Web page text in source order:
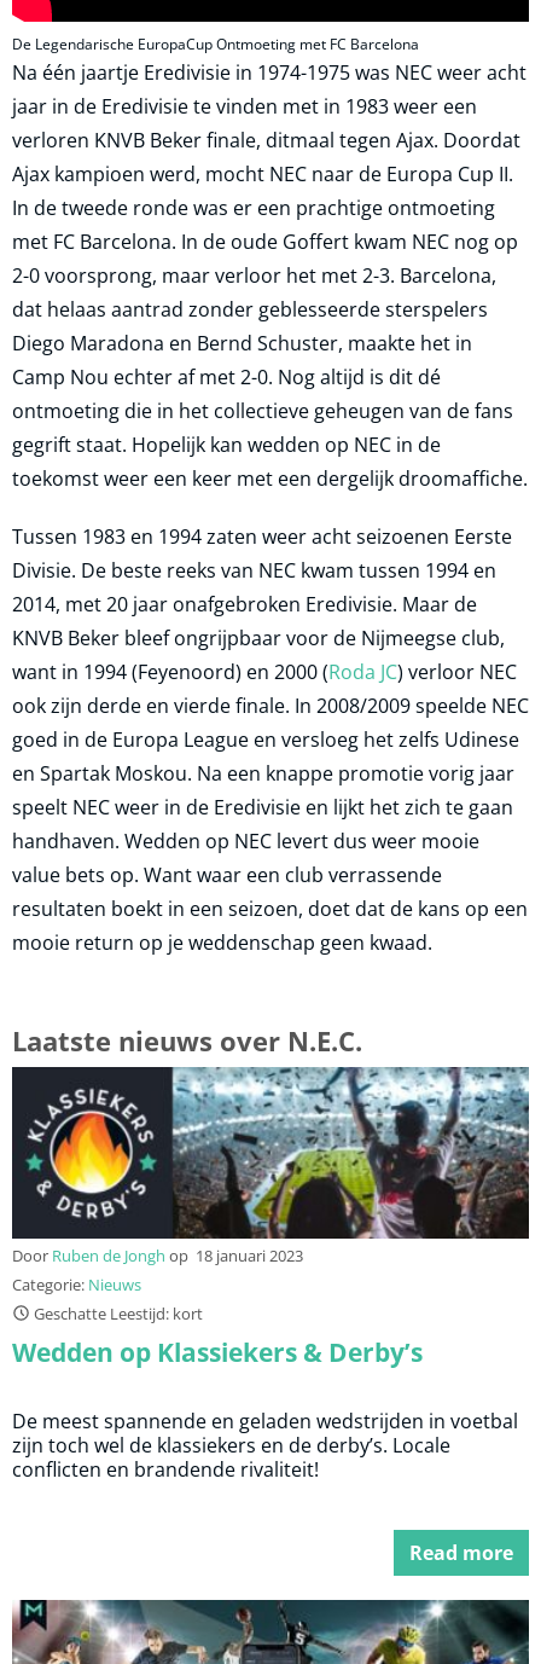
De Legendarische EuropaCup Ontmoeting met FC Barcelona
Na één jaartje Eredivisie in 1974-1975 was NEC weer acht
jaar in de Eredivisie te vinden met in 1983 weer een
verloren KNVB Beker finale, ditmaal tegen Ajax. Doordat
Ajax kampioen werd, mocht NEC naar de Europa Cup II.
In de tweede ronde was er een prachtige ontmoeting
met FC Barcelona. In de oude Goffert kwam NEC nog op
2-0 voorsprong, maar verloor het met 2-3. Barcelona,
dat helaas aantrad zonder geblesseerde sterspelers
Diego Maradona en Bernd Schuster, maakte het in
Camp Nou echter af met 2-0. Nog altijd is dit dé
ontmoeting die in het collectieve geheugen van de fans
gegrift staat. Hopelijk kan wedden op NEC in de
toekomst weer een keer met een dergelijk droomaffiche.
Tussen 1983 en 1994 zaten weer acht seizoenen Eerste
Divisie. De beste reeks van NEC kwam tussen 1994 en
2014, met 20 jaar onafgebroken Eredivisie. Maar de
KNVB Beker bleef ongrijpbaar voor de Nijmeegse club,
want in 1994 (Feyenoord) en 2000 (Roda JC) verloor NEC
ook zijn derde en vierde finale. In 2008/2009 speelde NEC
goed in de Europa League en versloeg het zelfs Udinese
en Spartak Moskou. Na een knappe promotie vorig jaar
speelt NEC weer in de Eredivisie en lijkt het zich te gaan
handhaven. Wedden op NEC levert dus weer mooie
value bets op. Want waar een club verrassende
resultaten boekt in een seizoen, doet dat de kans op een
mooie return op je weddenschap geen kwaad.
Laatste nieuws over N.E.C.
Door Ruben de Jongh op 18 januari 2023
Categorie: Nieuws
Geschatte Leestijd: kort
Wedden op Klassiekers & Derby’s
De meest spannende en geladen wedstrijden in voetbal
zijn toch wel de klassiekers en de derby’s. Locale
conflicten en brandende rivaliteit!
Read more